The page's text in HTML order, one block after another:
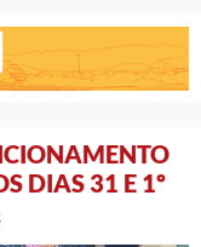
DIAS 31 E 1º